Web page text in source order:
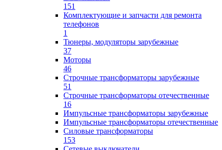
151
Комплектующие и запчасти для ремонта
телефонов
1
Тюнеры, модуляторы зарубежные
37
Моторы
46
Строчные трансформаторы зарубежные
51
Строчные трансформаторы отечественные
16
Импульсные трансформаторы зарубежные
Импульсные трансформаторы отечественные
Силовые трансформаторы
153